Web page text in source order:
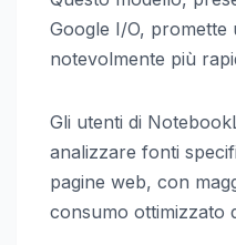
Google I/O, promette
notevolmente più
Gli utenti di
analizzare fonti
pagine web, con
consumo ottimizzato